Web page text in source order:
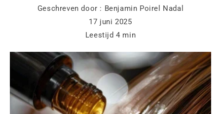
Geschreven door : Benjamin Poirel Nadal
17 juni 2025
Leestijd4 min